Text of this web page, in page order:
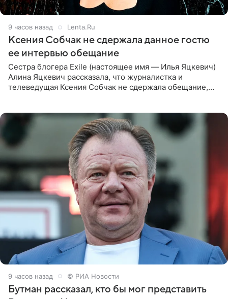
9 часов назад Lenta.Ru
Ксения Собчак не сдержала данное гостю
ее интервью обещание
Сестра блогера Exile (настоящее имя — Илья Яцкевич)
Алина Яцкевич рассказала, что журналистка и
телеведущая Ксения Собчак не сдержала обещание,
9 часов назад © РИА Новости
Бутман рассказал, кто бы мог представить